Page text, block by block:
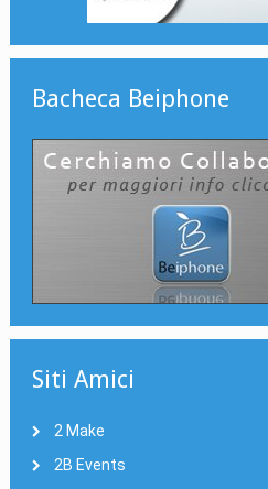
Bacheca Beiphone
Siti Amici
2 Make
2B Events